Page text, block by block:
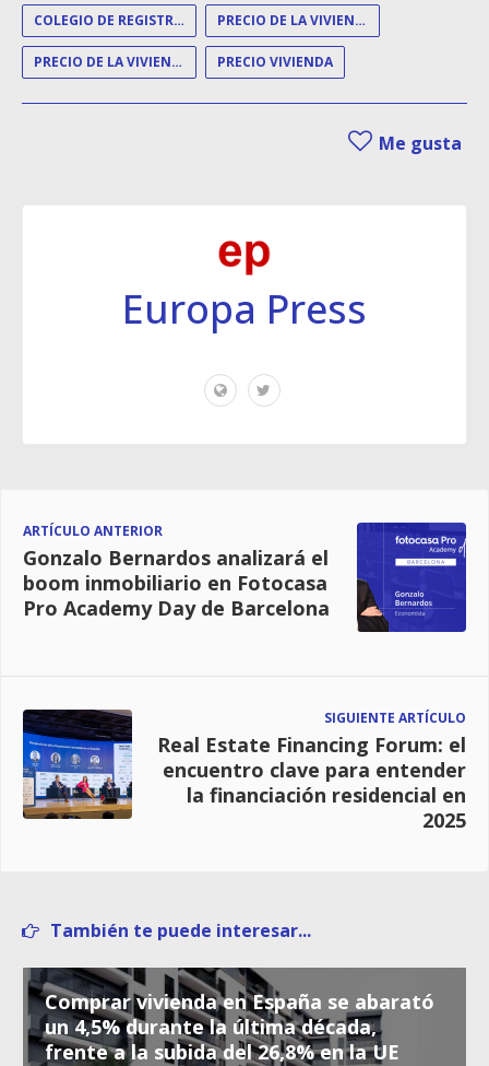
COLEGIO DE REGISTRADORES PRECIO DE LA VIVIENDA
PRECIO DE LA VIVIENDA LIBRE PRECIO VIVIENDA
Me gusta
Europa Press
ARTÍCULO ANTERIOR
Gonzalo Bernardos analizará el
boom inmobiliario en Fotocasa
Pro Academy Day de Barcelona
SIGUIENTE ARTÍCULO
Real Estate Financing Forum: el
encuentro clave para entender
la financiación residencial en
2025
También te puede interesar...
Comprar vivienda en España se abarató
un 4,5% durante la última década,
frente a la subida del 26,8% en la UE